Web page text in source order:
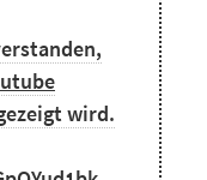
wird.